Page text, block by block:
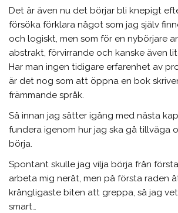
Det är även nu det börjar bli knepigt
försöka förklara något som jag själv
och logiskt, men som för en nybörjare
abstrakt, förvirrande och kanske även
Har man ingen tidigare erfarenhet av
är det nog som att öppna en bok
främmande språk.
Så innan jag sätter igång med nästa
fundera igenom hur jag ska gå tillväga
börja.
Spontant skulle jag vilja börja från
arbeta mig neråt, men på första raden
krångligaste biten att greppa, så jag
smart…